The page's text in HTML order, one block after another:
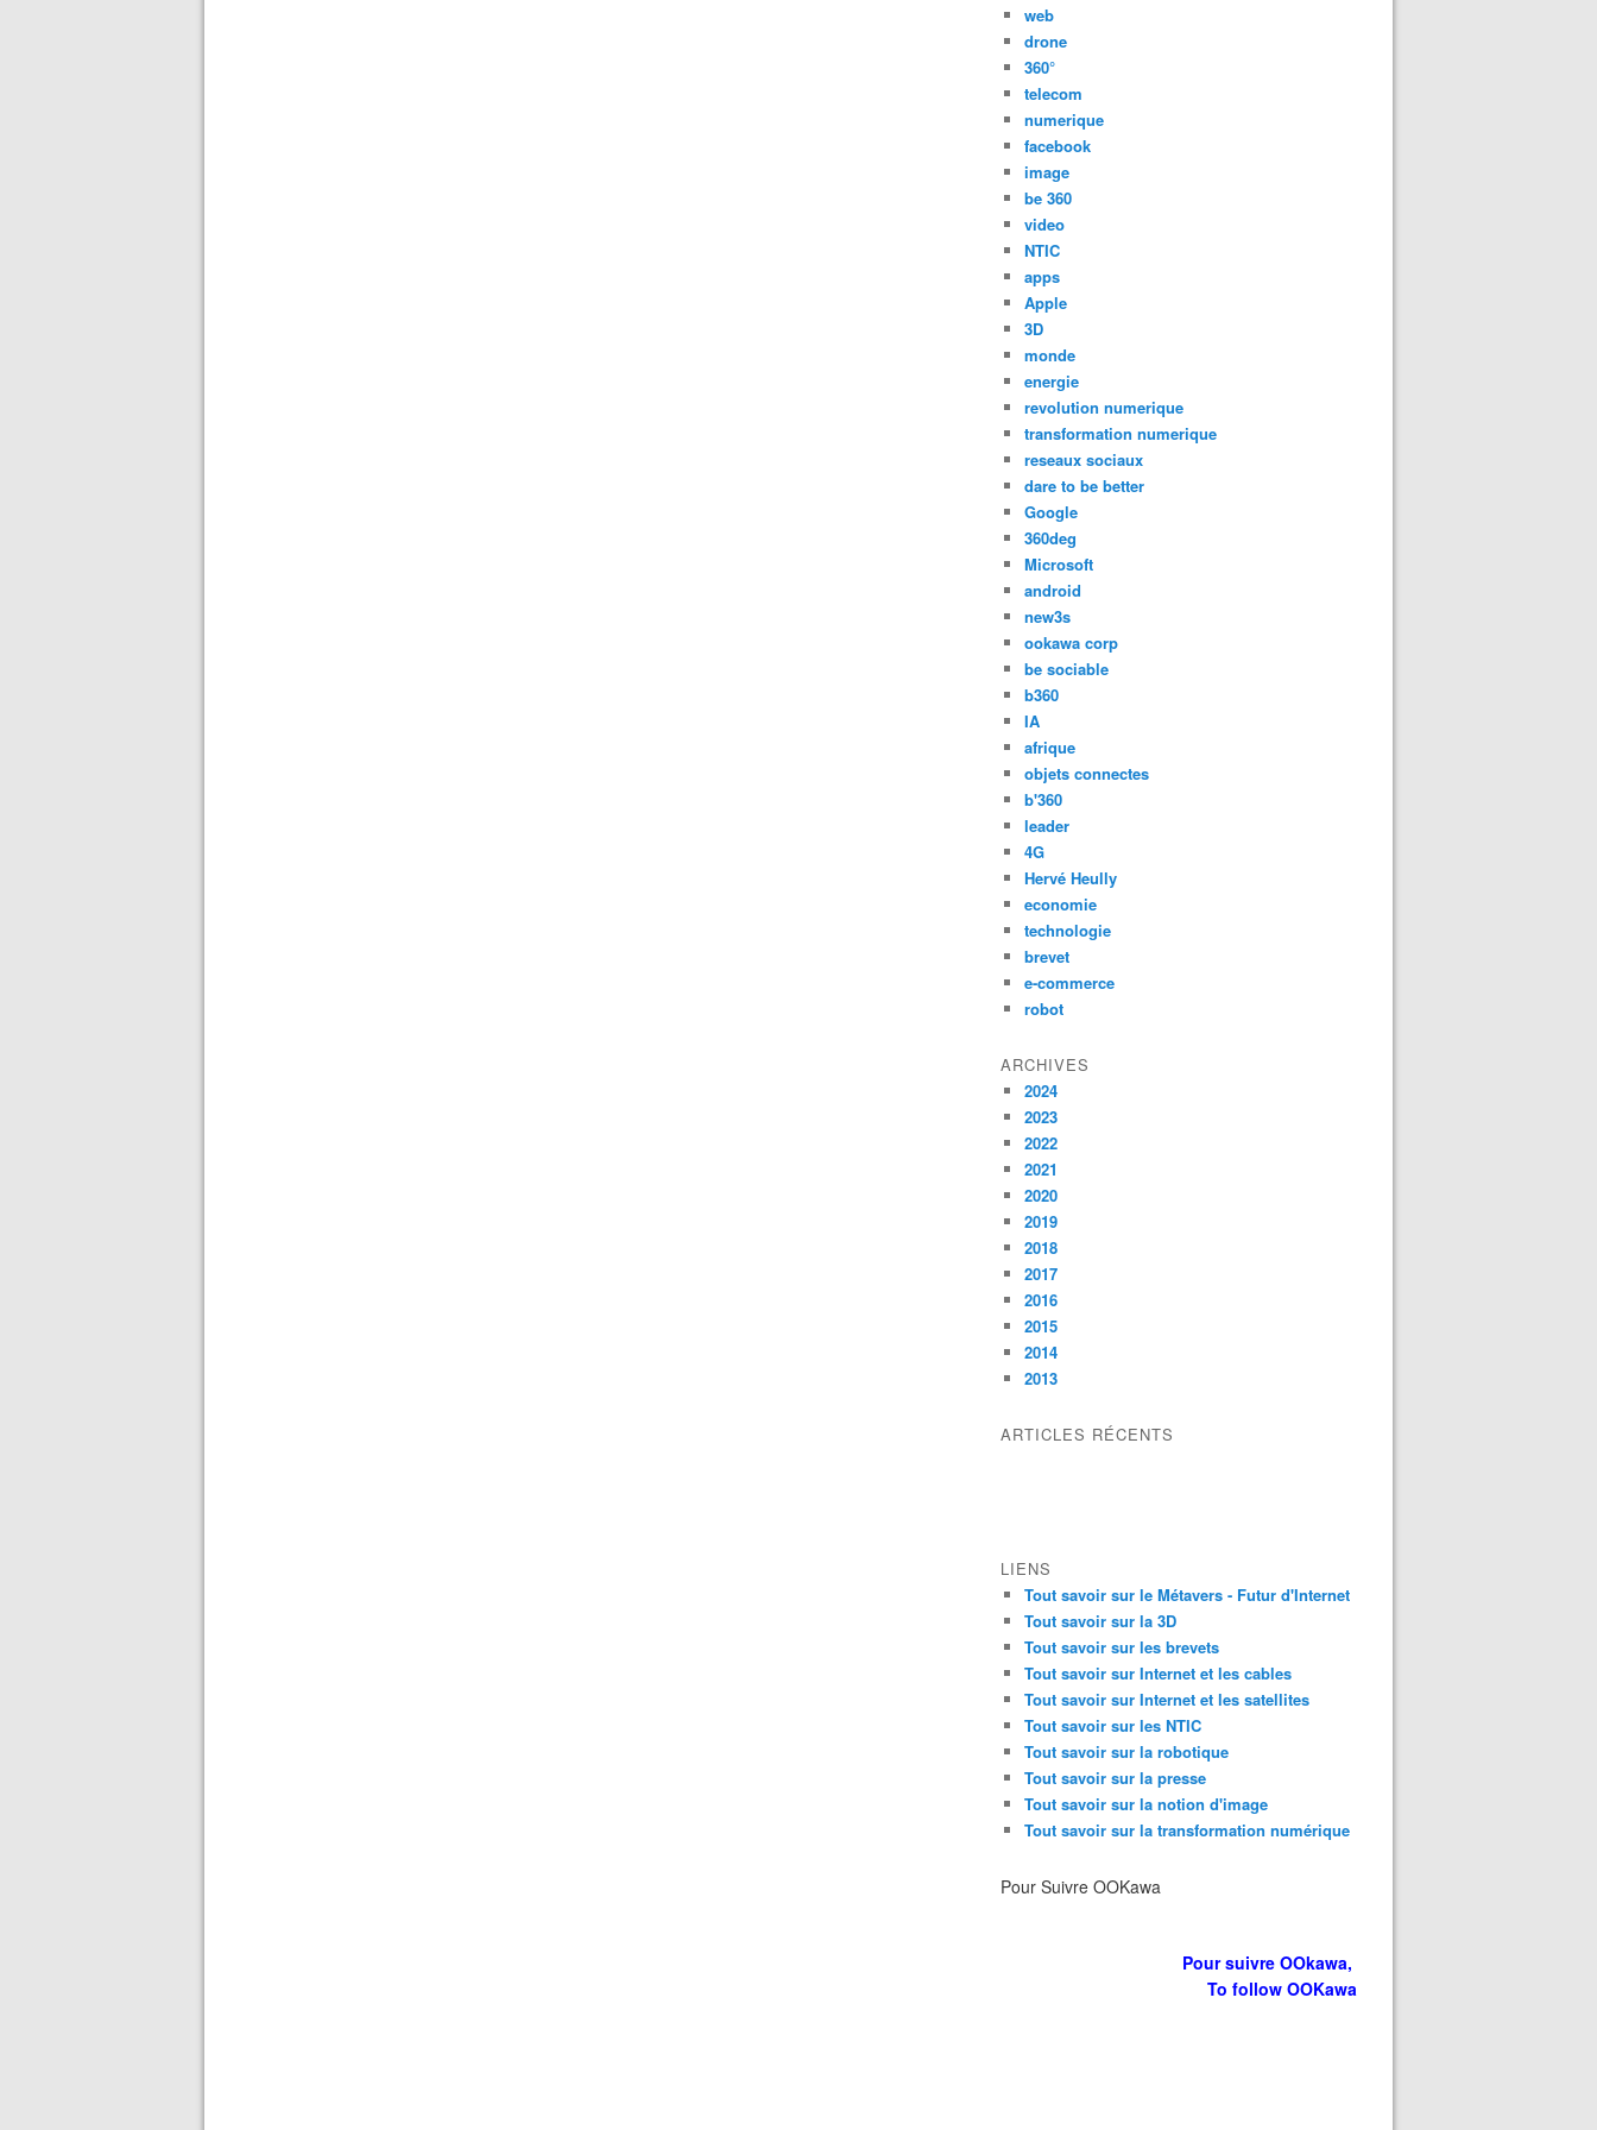
web
drone
360°
telecom
numerique
facebook
image
be 360
video
NTIC
apps
Apple
3D
monde
energie
revolution numerique
transformation numerique
reseaux sociaux
dare to be better
Google
360deg
Microsoft
android
new3s
ookawa corp
be sociable
b360
IA
afrique
objets connectes
b'360
leader
4G
Hervé Heully
economie
technologie
brevet
e-commerce
robot
ARCHIVES
2024
2023
2022
2021
2020
2019
2018
2017
2016
2015
2014
2013
ARTICLES RÉCENTS
LIENS
Tout savoir sur le Métavers - Futur d'Internet
Tout savoir sur la 3D
Tout savoir sur les brevets
Tout savoir sur Internet et les cables
Tout savoir sur Internet et les satellites
Tout savoir sur les NTIC
Tout savoir sur la robotique
Tout savoir sur la presse
Tout savoir sur la notion d'image
Tout savoir sur la transformation numérique
Pour Suivre OOKawa
Pour suivre OOkawa,
To follow OOKawa